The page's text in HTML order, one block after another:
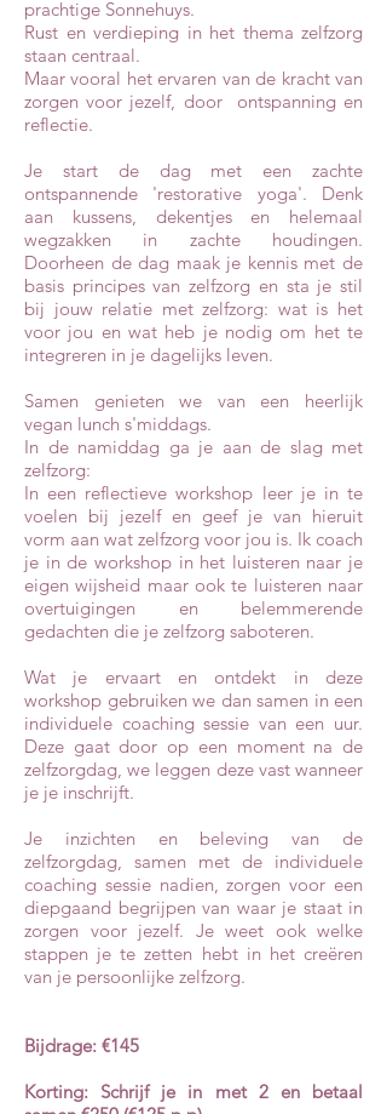
prachtige Sonnehuys.
Rust en verdieping in het thema zelfzorg
staan centraal.
Maar vooral het ervaren van de kracht van
zorgen voor jezelf, door ontspanning en
reflectie.
Je start de dag met een zachte
ontspannende 'restorative yoga'. Denk
aan kussens, dekentjes en helemaal
wegzakken in zachte houdingen.
Doorheen de dag maak je kennis met de
basis principes van zelfzorg en sta je stil
bij jouw relatie met zelfzorg: wat is het
voor jou en wat heb je nodig om het te
integreren in je dagelijks leven.
Samen genieten we van een heerlijk
vegan lunch s'middags.
In de namiddag ga je aan de slag met
zelfzorg:
In een reflectieve workshop leer je in te
voelen bij jezelf en geef je van hieruit
vorm aan wat zelfzorg voor jou is. Ik coach
je in de workshop in het luisteren naar je
eigen wijsheid maar ook te luisteren naar
overtuigingen en belemmerende
gedachten die je zelfzorg saboteren.
Wat je ervaart en ontdekt in deze
workshop gebruiken we dan samen in een
individuele coaching sessie van een uur.
Deze gaat door op een moment na de
zelfzorgdag, we leggen deze vast wanneer
je je inschrijft.
Je inzichten en beleving van de
zelfzorgdag, samen met de individuele
coaching sessie nadien, zorgen voor een
diepgaand begrijpen van waar je staat in
zorgen voor jezelf. Je weet ook welke
stappen je te zetten hebt in het creëren
van je persoonlijke zelfzorg.
Bijdrage: €145
Korting: Schrijf je in met 2 en betaal